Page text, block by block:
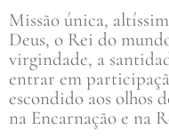
Missão única,
Deus, o Rei do
virgindade, a
entrar em
escondido aos olhos
na Encarnação e na